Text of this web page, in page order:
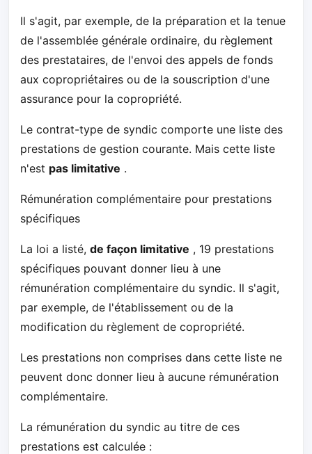
Il s'agit, par exemple, de la préparation et la tenue
de l'assemblée générale ordinaire, du règlement
des prestataires, de l'envoi des appels de fonds
aux copropriétaires ou de la souscription d'une
assurance pour la copropriété.
Le contrat-type de syndic comporte une liste des
prestations de gestion courante. Mais cette liste
n'est pas limitative .
Rémunération complémentaire pour prestations
spécifiques
La loi a listé, de façon limitative , 19 prestations
spécifiques pouvant donner lieu à une
rémunération complémentaire du syndic. Il s'agit,
par exemple, de l'établissement ou de la
modification du règlement de copropriété.
Les prestations non comprises dans cette liste ne
peuvent donc donner lieu à aucune rémunération
complémentaire.
La rémunération du syndic au titre de ces
prestations est calculée :